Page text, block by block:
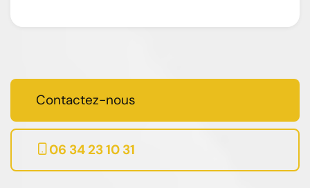
Contactez-nous
06 34 23 10 31